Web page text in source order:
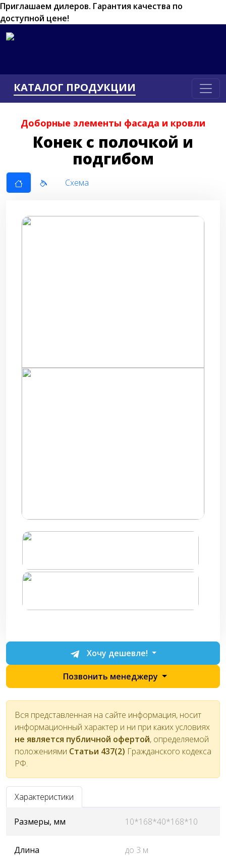
Приглашаем дилеров. Гарантия качества по
доступной цене!
КАТАЛОГ ПРОДУКЦИИ
Доборные элементы фасада и кровли
Конек с полочкой и
подгибом
Схема
Хочу дешевле!
Позвонить менеджеру
Вся представленная на сайте информация, носит
информационный характер и ни при каких условиях
не является публичной офертой, определяемой
положениями Статьи 437(2) Гражданского кодекса
РФ.
Характеристики
Размеры, мм 10*168*40*168*10
Длина до 3 м